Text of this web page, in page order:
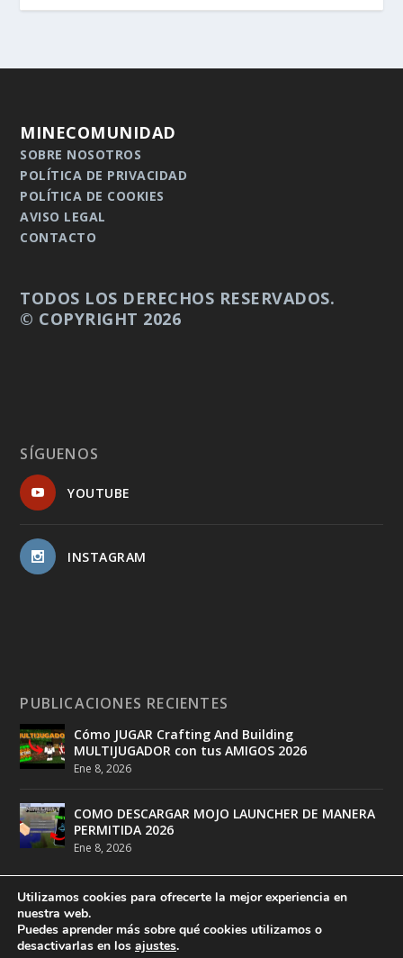
MINECOMUNIDAD
SOBRE NOSOTROS
POLÍTICA DE PRIVACIDAD
POLÍTICA DE COOKIES
AVISO LEGAL
CONTACTO
TODOS LOS DERECHOS RESERVADOS.
© COPYRIGHT 2026
SÍGUENOS
YOUTUBE
INSTAGRAM
PUBLICACIONES RECIENTES
Cómo JUGAR Crafting And Building
MULTIJUGADOR con tus AMIGOS 2026
Ene 8, 2026
COMO DESCARGAR MOJO LAUNCHER DE MANERA
PERMITIDA 2026
Ene 8, 2026
Diseñado porDeathMatch Studios
Utilizamos cookies para ofrecerte la mejor experiencia en
nuestra web.
Puedes aprender más sobre qué cookies utilizamos o
desactivarlas en los ajustes.